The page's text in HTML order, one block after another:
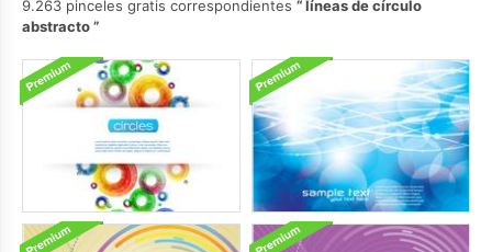
9.263 pinceles gratis correspondientes
líneas de círculo
abstracto